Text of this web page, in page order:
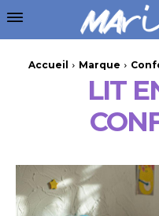
Accueil Marque
LIT